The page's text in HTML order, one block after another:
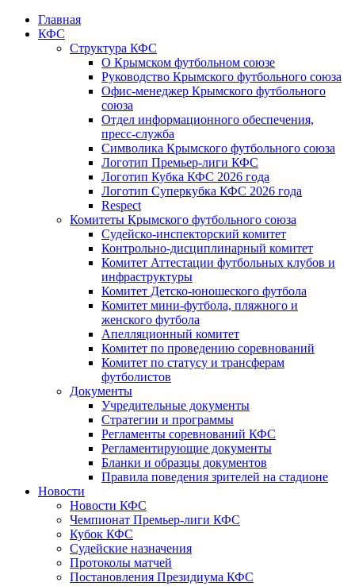
Главная
КФС
Структура КФС
О Крымском футбольном союзе
Руководство Крымского футбольного союза
Офис-менеджер Крымского футбольного
союза
Отдел информационного обеспечения,
пресс-служба
Символика Крымского футбольного союза
Логотип Премьер-лиги КФС
Логотип Кубка КФС 2026 года
Логотип Суперкубка КФС 2026 года
Respect
Комитеты Крымского футбольного союза
Судейско-инспекторский комитет
Контрольно-дисциплинарный комитет
Комитет Аттестации футбольных клубов и
инфраструктуры
Комитет Детско-юношеского футбола
Комитет мини-футбола, пляжного и
женского футбола
Апелляционный комитет
Комитет по проведению соревнований
Комитет по статусу и трансферам
футболистов
Документы
Учредительные документы
Стратегии и программы
Регламенты соревнований КФС
Регламентирующие документы
Бланки и образцы документов
Правила поведения зрителей на стадионе
Новости
Новости КФС
Чемпионат Премьер-лиги КФС
Кубок КФС
Судейские назначения
Протоколы матчей
Постановления Президиума КФС